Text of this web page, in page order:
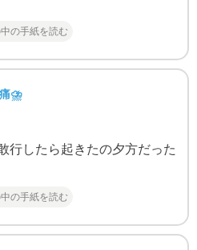
の手紙を読む
痛⛈
したら起きたの夕方だった
の手紙を読む